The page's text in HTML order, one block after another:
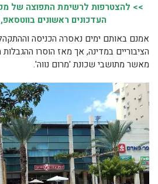
>> להצטרפות לרשימת התפוצה של
העדכונים ראשונים
אמנם באותם ימים נאסרה הכניסה
הציבוריים במדינה, אך מאז הוסרו
מאשר מתושבי שכונת 'מרום נווה'.